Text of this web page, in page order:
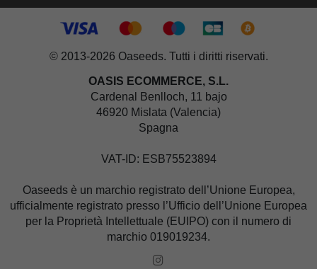
© 2013-2026 Oaseeds. Tutti i diritti riservati.
OASIS ECOMMERCE, S.L.
Cardenal Benlloch, 11 bajo
46920 Mislata (Valencia)
Spagna
VAT-ID: ESB75523894
Oaseeds è un marchio registrato dell’Unione Europea,
ufficialmente registrato presso l’Ufficio dell’Unione Europea
per la Proprietà Intellettuale (EUIPO) con il numero di
marchio 019019234.